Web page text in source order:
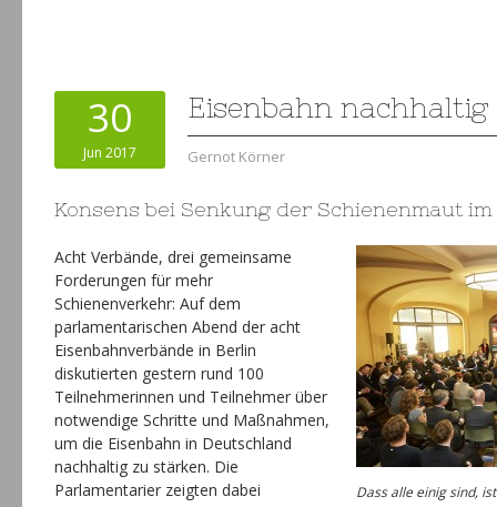
30
Jun 2017
Eisenbahn
Gernot Körner
Konsens bei Senkung der Schienenmaut
Dass alle einig sind,
Acht Verbände, drei gemeinsame
Forderungen für mehr
Schienenverkehr: Auf dem
parlamentarischen Abend der acht
Eisenbahnverbände in Berlin
diskutierten gestern rund 100
Teilnehmerinnen und Teilnehmer über
notwendige Schritte und Maßnahmen,
um die Eisenbahn in Deutschland
nachhaltig zu stärken. Die
Parlamentarier zeigten dabei